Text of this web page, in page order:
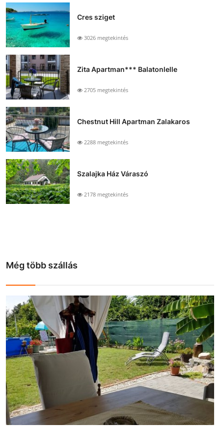
Cres sziget
3026 megtekintés
Zita Apartman*** Balatonlelle
2705 megtekintés
Chestnut Hill Apartman Zalakaros
2288 megtekintés
Szalajka Ház Váraszó
2178 megtekintés
Még több szállás